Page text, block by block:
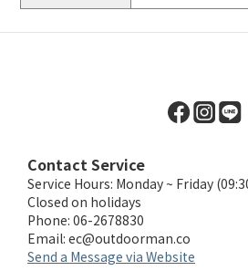
Contact Service
Service Hours: Monday ~ Friday
Closed on holidays
Phone: 06-2678830
Email: ec@outdoorman.co
Send a Message via Website